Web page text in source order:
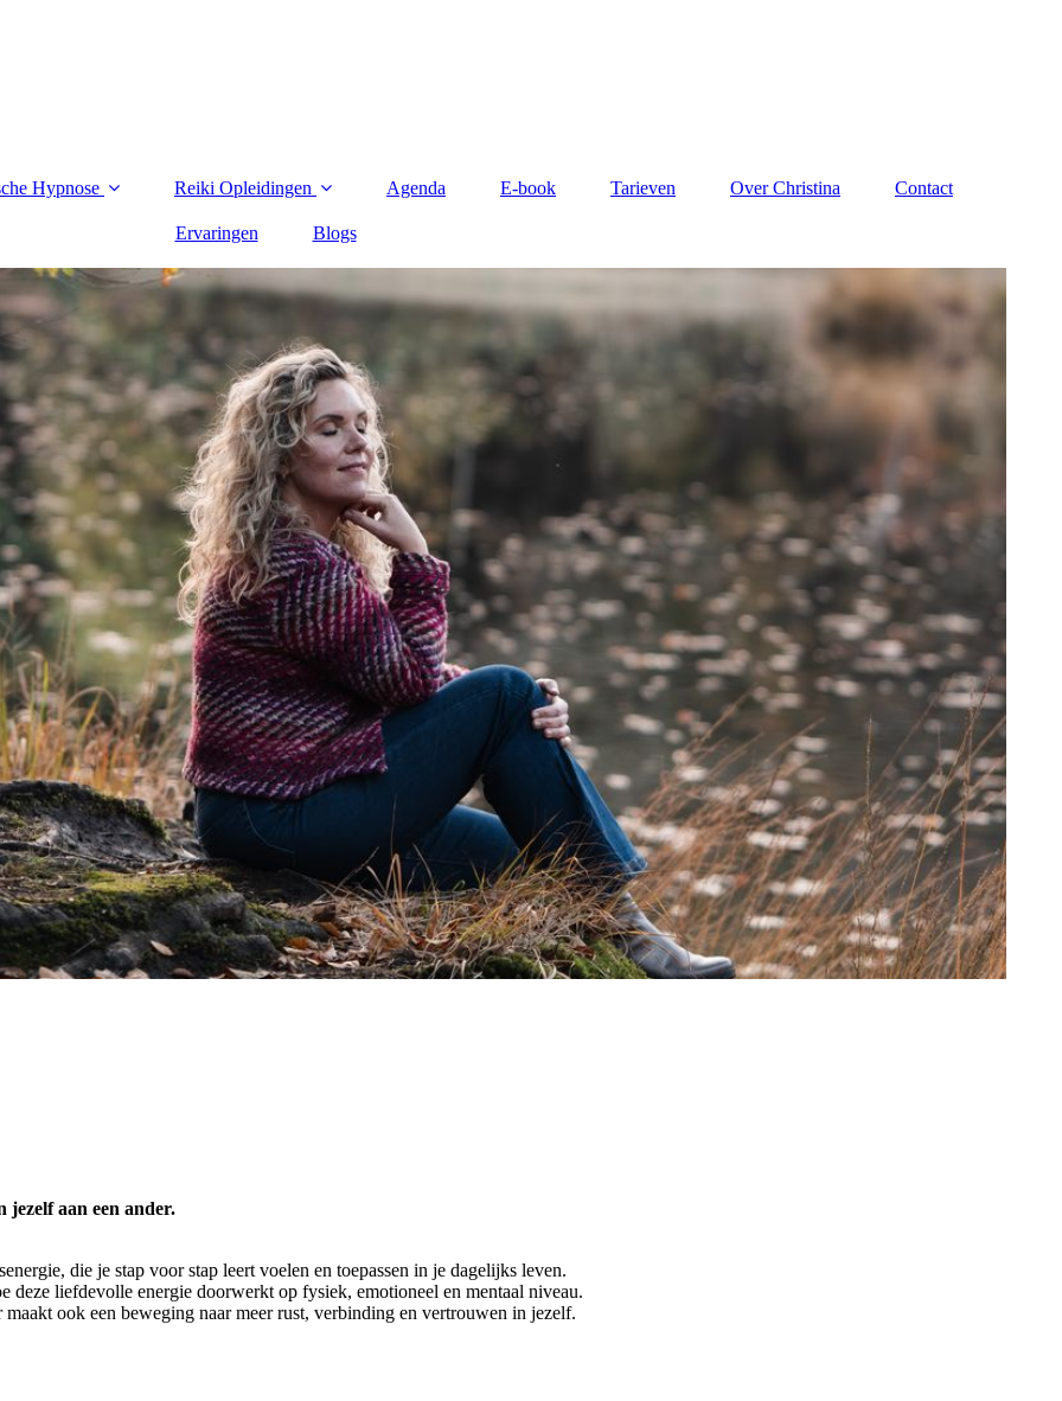
Hypnose Reiki Opleidingen Agenda E-book Tarieven Over Christina Contact
Ervaringen Blogs
jezelf aan een ander.
die je stap voor stap leert voelen en toepassen in je dagelijks leven.
deze liefdevolle energie doorwerkt op fysiek, emotioneel en mentaal niveau.
ook een beweging naar meer rust, verbinding en vertrouwen in jezelf.